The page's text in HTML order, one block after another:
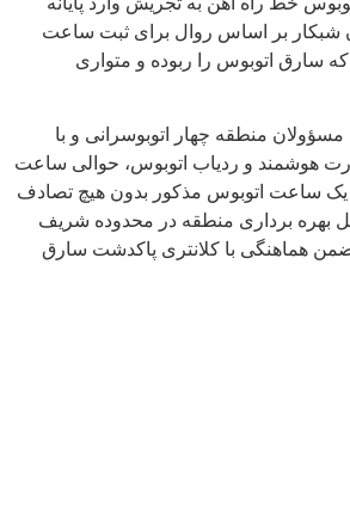
شبکار بر اساس روال برای ثبت ساعت
سارق اتوبوس را ربوده و متواری
منطقه چهار اتوبوسرانی و با
هوشمند و ردیاب اتوبوس، حوالی ساعت
یک ساعت اتوبوس مذکور بدون هیچ تصادف
بهره برداری منطقه در محدوده شریف
هماهنگی با کلانتری پاکدشت سارق